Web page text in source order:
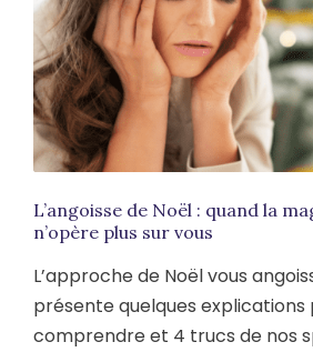
L’angoisse de Noël : quand la
n’opère plus sur vous
L’approche de Noël vous
présente quelques explications
comprendre et 4 trucs de nos